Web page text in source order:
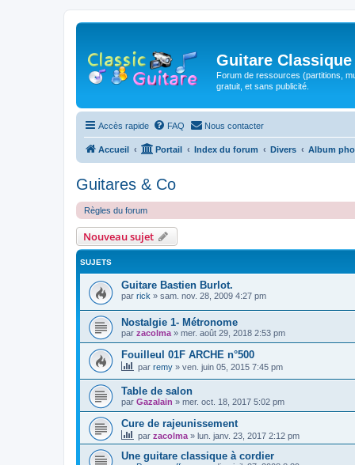
Guitare Classique
Forum de ressources (partitions,
gratuit, et sans publicité.
Accès rapide FAQ Nous contacter
Accueil Portail Index du forum Divers Album
Guitares & Co
Règles du forum
Nouveau sujet
SUJETS
Guitare Bastien Burlot.
par rick » sam. nov. 28, 2009 4:27 pm
Nostalgie 1- Métronome
par zacolma » mer. août 29, 2018 2:53 pm
Fouilleul 01F ARCHE n°500
par remy » ven. juin 05, 2015 7:45 pm
Table de salon
par Gazalain » mer. oct. 18, 2017 5:02 pm
Cure de rajeunissement
par zacolma » lun. janv. 23, 2017 2:12 pm
Une guitare classique à cordier